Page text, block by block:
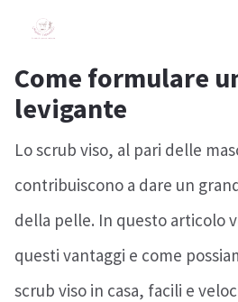
Come formulare
levigante
Lo scrub viso, al pari delle
contribuiscono a dare un
della pelle. In questo articolo
questi vantaggi e come
scrub viso in casa, facili e